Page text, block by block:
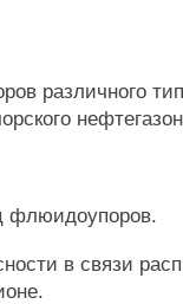
различного
флюидоупоров.
в связи